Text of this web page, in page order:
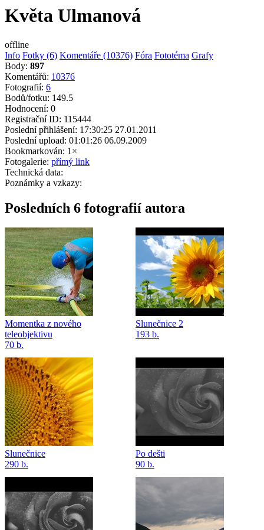
Květa Ulmanová
offline
Info Fotky (6) Komentáře (10376) Fóra Fototéma Grafy
Body: 897
Komentářů: 10376
Fotografií: 6
Bodů/fotku: 149.5
Hodnocení: 0
Registrační ID: 115444
Poslední přihlášení: 17:30:25 27.01.2011
Poslední upload: 01:01:26 06.09.2009
Bookmarkován: 1×
Fotogalerie: přímý link
Technická data:
Poznámky a vzkazy:
Posledních 6 fotografií autora
Momentka z nového
teleobjektivu
70 b.
Slunečnice 2
193 b.
Slunečnice
290 b.
Po dešti
90 b.